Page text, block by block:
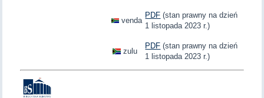
venda
PDF (stan prawny na dzień
1 listopada 2023 r.)
zulu
PDF (stan prawny na dzień
1 listopada 2023 r.)